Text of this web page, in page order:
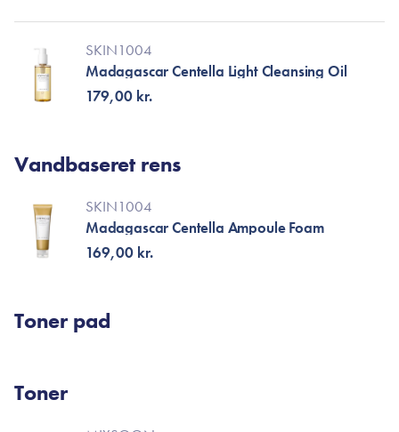
SKIN1004
Madagascar Centella Light Cleansing Oil
179,00 kr.
Vandbaseret rens
SKIN1004
Madagascar Centella Ampoule Foam
169,00 kr.
Toner pad
Toner